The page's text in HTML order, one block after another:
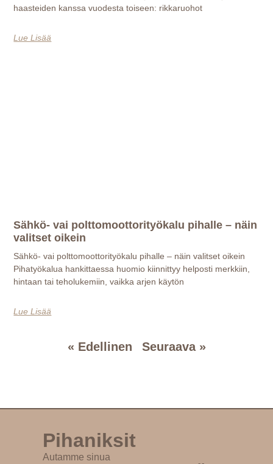
haasteiden kanssa vuodesta toiseen: rikkaruohot
Lue Lisää
Sähkö- vai polttomoottorityökalu pihalle – näin
valitset oikein
Sähkö- vai polttomoottorityökalu pihalle – näin valitset oikein
Pihatyökalua hankittaessa huomio kiinnittyy helposti merkkiin,
hintaan tai teholukemiin, vaikka arjen käytön
Lue Lisää
« Edellinen Seuraava »
Pihaniksit
Autamme sinua